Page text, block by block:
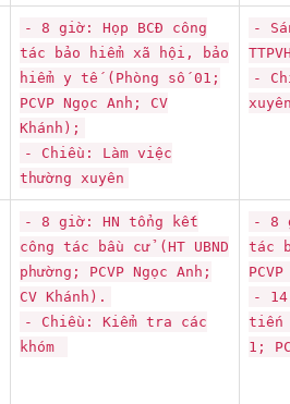
- 8 giờ: Họp BCĐ công
tác bảo hiểm xã hội, bảo
hiểm y tế (Phòng số 01;
PCVP Ngọc Anh; CV
Khánh);
- Chiều: Làm việc
thường xuyên
-
-
xuyên
- 8 giờ: HN tổng kết
công tác bầu cử (HT UBND
phường; PCVP Ngọc Anh;
CV Khánh).
- Chiều: Kiểm tra các
khóm
- 8
tác
-
tiến
1;